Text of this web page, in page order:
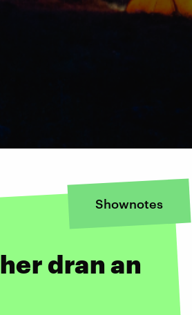
Shownotes
dran an